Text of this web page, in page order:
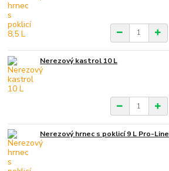
Nerezový kastrol 10 L
Nerezový hrnec s poklicí 9 L Pro-Line